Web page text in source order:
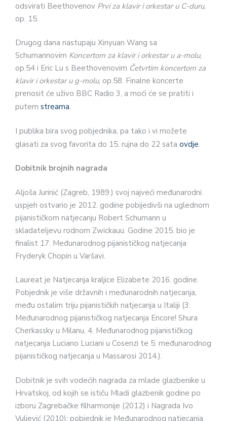
odsvirati Beethovenov Prvi za klavir i orkestar u C-duru,
op. 15.
Drugog dana nastupaju Xinyuan Wang sa
Schumannovim Koncertom za klavir i orkestar u a-molu,
op.54 i Eric Lu s Beethovenovim Četvrtim koncertom za
klavir i orkestar u g-molu, op.58. Finalne koncerte
prenosit će uživo BBC Radio 3, a moći će se pratiti i
putem streama.
I publika bira svog pobjednika, pa tako i vi možete
glasati za svog favorita do 15. rujna do 22 sata ovdje.
Dobitnik brojnih nagrada
Aljoša Jurinić (Zagreb, 1989.) svoj najveći međunarodni
uspjeh ostvario je 2012. godine pobijedivši na uglednom
pijanističkom natjecanju Robert Schumann u
skladateljevu rodnom Zwickauu. Godine 2015. bio je
finalist 17. Međunarodnog pijanističkog natjecanja
Fryderyk Chopin u Varšavi.
Laureat je Natjecanja kraljice Elizabete 2016. godine.
Pobjednik je više državnih i međunarodnih natjecanja,
među ostalim triju pijanističkih natjecanja u Italiji (3.
Međunarodnog pijanističkog natjecanja Encore! Shura
Cherkassky u Milanu, 4. Međunarodnog pijanističkog
natjecanja Luciano Luciani u Cosenzi te 5. međunarodnog
pijanističkog natjecanja u Massarosi 2014.).
Dobitnik je svih vodećih nagrada za mlade glazbenike u
Hrvatskoj, od kojih se ističu Mladi glazbenik godine po
izboru Zagrebačke filharmonije (2012) i Nagrada Ivo
Vuljević (2010); pobjednik je Međunarodnog natjecanja